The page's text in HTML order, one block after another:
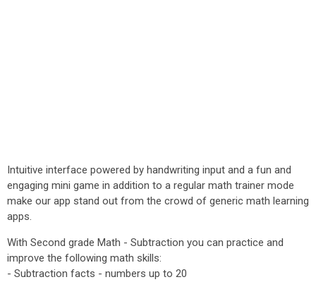
Intuitive interface powered by handwriting input and a fun and
engaging mini game in addition to a regular math trainer mode
make our app stand out from the crowd of generic math learning
apps.
With Second grade Math - Subtraction you can practice and
improve the following math skills:
- Subtraction facts - numbers up to 20